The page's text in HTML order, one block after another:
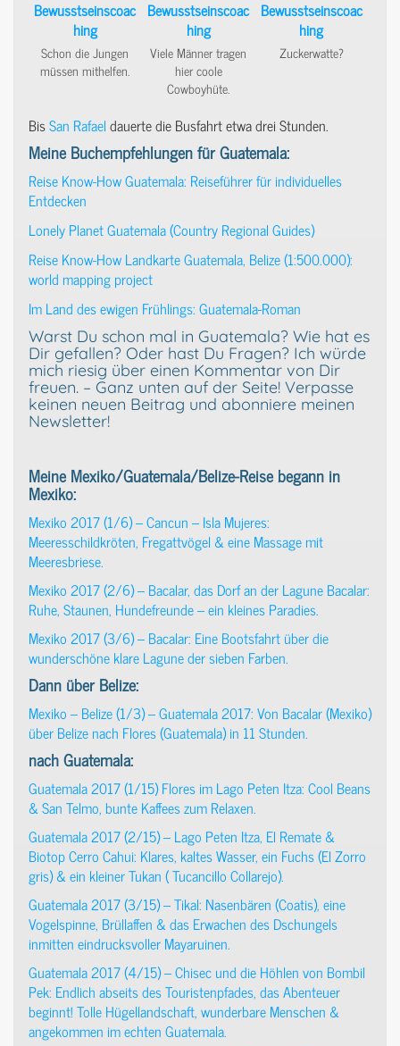
Schon die Jungen
müssen mithelfen.
Viele Männer tragen
hier coole
Cowboyhüte.
Zuckerwatte?
BisSan Rafaeldauerte die Busfahrt etwa drei Stunden.
Meine Buchempfehlungen für Guatemala:
Reise Know-How Guatemala: Reiseführer für individuelles
Entdecken
Lonely Planet Guatemala (Country Regional Guides)
Reise Know-How Landkarte Guatemala, Belize (1:500.000):
world mapping project
Im Land des ewigen Frühlings: Guatemala-Roman
Warst Du schon mal in Guatemala? Wie hat es
Dir gefallen? Oder hast Du Fragen? Ich würde
mich riesig über einen Kommentar von Dir
freuen. – Ganz unten auf der Seite! Verpasse
keinen neuen Beitrag und abonniere meinen
Newsletter!
Meine Mexiko/Guatemala/Belize-Reise begann in
Mexiko:
Mexiko 2017 (1/6) – Cancun – Isla Mujeres:
Meeresschildkröten, Fregattvögel & eine Massage mit
Meeresbriese.
Mexiko 2017 (2/6) – Bacalar, das Dorf an der Lagune Bacalar:
Ruhe, Staunen, Hundefreunde – ein kleines Paradies.
Mexiko 2017 (3/6) – Bacalar: Eine Bootsfahrt über die
wunderschöne klare Lagune der sieben Farben.
Dann über Belize:
Mexiko – Belize (1/3) – Guatemala 2017: Von Bacalar (Mexiko)
über Belize nach Flores (Guatemala) in 11 Stunden.
nach Guatemala:
Guatemala 2017 (1/15) Flores im Lago Peten Itza: Cool Beans
& San Telmo, bunte Kaffees zum Relaxen.
Guatemala 2017 (2/15) – Lago Peten Itza, El Remate &
Biotop Cerro Cahui: Klares, kaltes Wasser, ein Fuchs (El Zorro
gris) & ein kleiner Tukan ( Tucancillo Collarejo).
Guatemala 2017 (3/15) – Tikal: Nasenbären (Coatis), eine
Vogelspinne, Brüllaffen & das Erwachen des Dschungels
inmitten eindrucksvoller Mayaruinen.
Guatemala 2017 (4/15) – Chisec und die Höhlen von Bombil
Pek: Endlich abseits des Touristenpfades, das Abenteuer
beginnt! Tolle Hügellandschaft, wunderbare Menschen &
angekommen im echten Guatemala.